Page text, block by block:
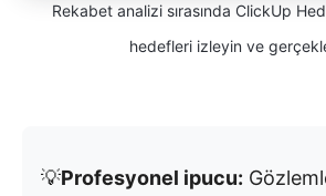
Rekabet analizi sırasında ClickUp
hedefleri izleyin ve
💡Profesyonel ipucu: